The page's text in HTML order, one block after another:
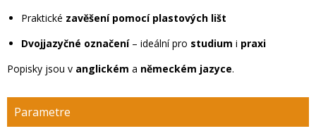
Praktické zavěšení pomocí plastových lišt
Dvojjazyčné označení– ideální pro studium i praxi
Popisky jsou v anglickém a německém jazyce.
Parametre